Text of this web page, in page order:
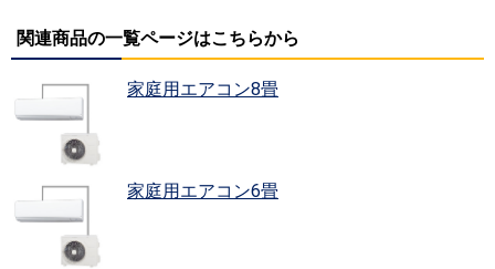
関連商品の一覧ページはこちらから
家庭用エアコン8畳
家庭用エアコン6畳